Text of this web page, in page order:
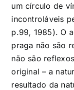
um círculo de
incontroláveis
p.99, 1985). O
praga não são
não são
original – a
resultado da